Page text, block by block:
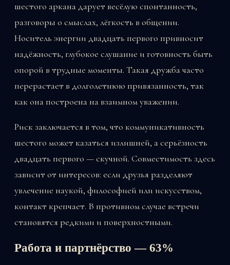
шестого аркана дарует весёлую спонтанность,
разговоры о смыслах, лёгкость в общении.
Носитель энергии двадцать первого привносит
надёжность, глубокое слушание и готовность быть
опорой в трудные моменты. Такая дружба часто
перерастает в долголетнюю привязанность, так
как она построена на взаимном уважении.
Риск заключается в том, что коммуникативность
шестого может казаться излишней, а серьёзность
двадцать первого — скучной. Совместимость здесь
зависит от интересов: если друзья разделяют
увлечение наукой, философией или искусством,
контакт крепчает. В противном случае встречи
становятся редкими и поверхностными.
Работа и партнёрство — 63%